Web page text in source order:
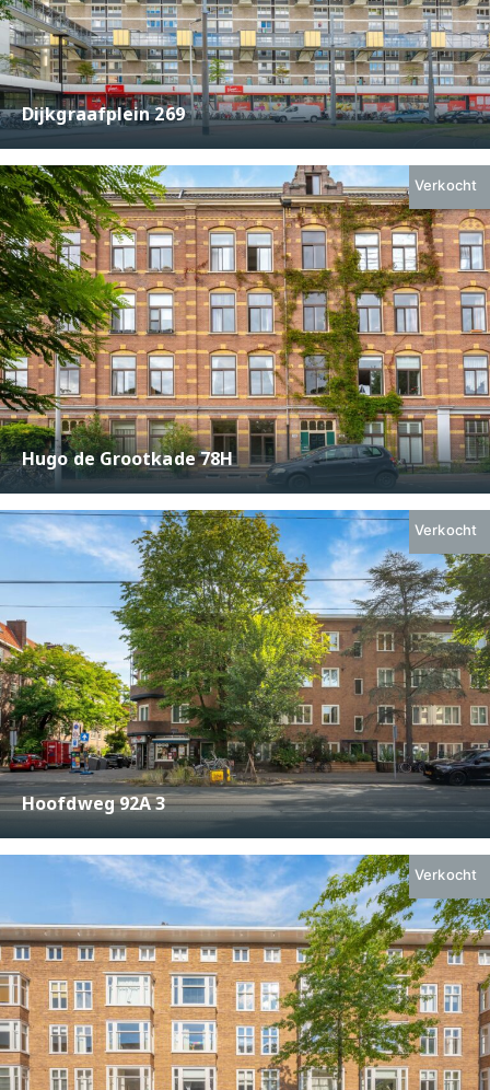
Dijkgraafplein 269
98 m2 4 Verkocht
Hugo de Grootkade 78H
€ 475.000,-
53 m2 2 Verkocht
Hoofdweg 92A 3
€ 395.000,-
47 m2 2 Verkocht